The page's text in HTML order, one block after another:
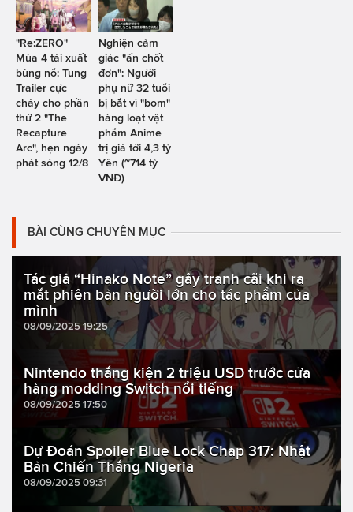
"Re:ZERO"
Mùa 4 tái xuất
bùng nổ: Tung
Trailer cực
cháy cho phần
thứ 2 "The
Recapture
Arc", hẹn ngày
phát sóng 12/8
Nghiện cảm
giác "ấn chốt
đơn": Người
phụ nữ 32 tuổi
bị bắt vì "bom"
hàng loạt vật
phẩm Anime
trị giá tới 4,3 tỷ
Yên (~714 tỷ
VNĐ)
BÀI CÙNG CHUYÊN MỤC
Tác giả “Hinako Note” gây tranh cãi khi ra
mắt phiên bản người lớn cho tác phẩm của
mình
08/09/2025 19:25
Nintendo thắng kiện 2 triệu USD trước cửa
hàng modding Switch nổi tiếng
08/09/2025 17:50
Dự Đoán Spoiler Blue Lock Chap 317: Nhật
Bản Chiến Thắng Nigeria
08/09/2025 09:31